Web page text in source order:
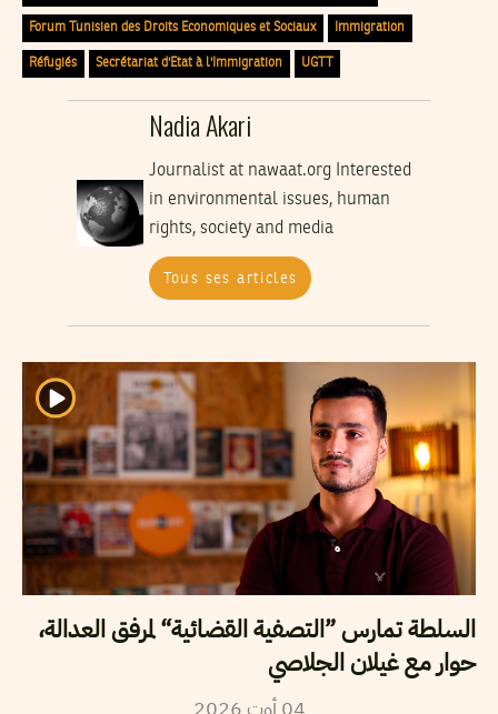
Forum Tunisien des Droits Economiques et Sociaux Immigration
Réfugiés Secrétariat d'Etat à l'Immigration UGTT
Nadia Akari
Journalist at nawaat.org Interested
in environmental issues, human
rights, society and media
Tous ses articles
السلطة تمارس ”التصفية القضائية“ لمرفق العدالة،
حوار مع غيلان الجلاصي